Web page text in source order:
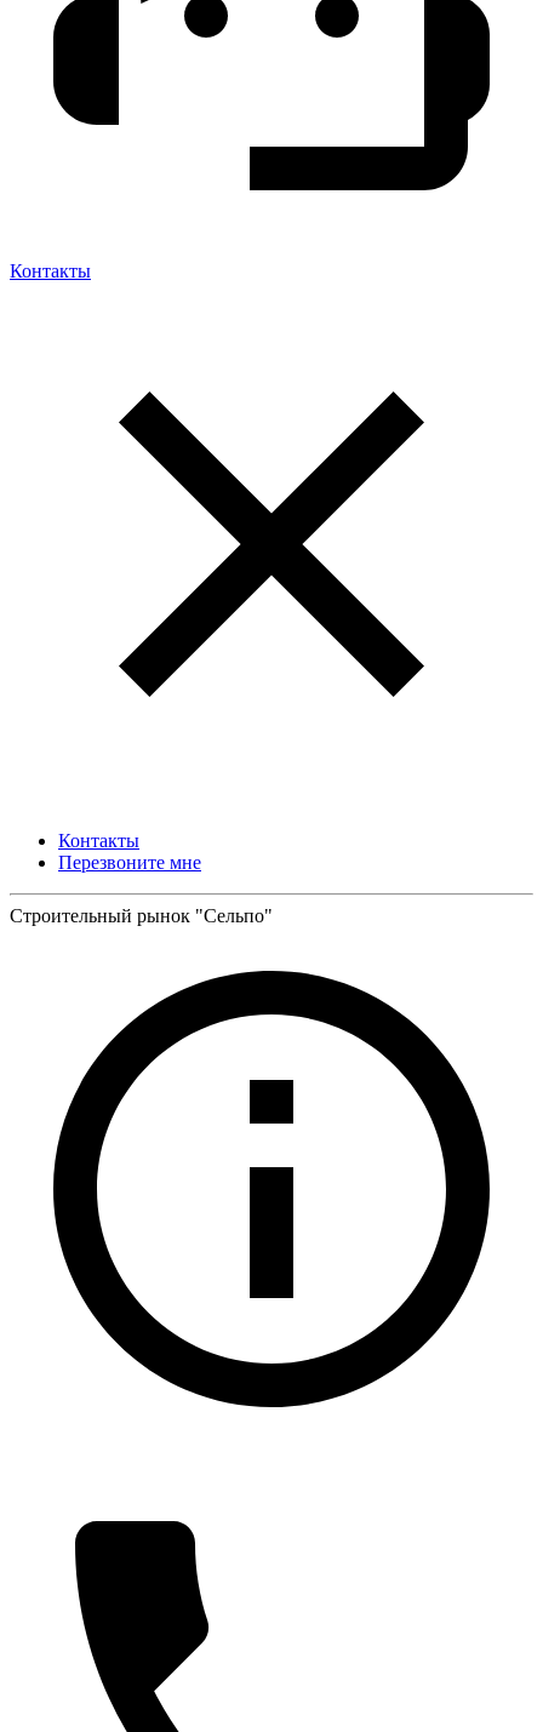
Контакты
Контакты
Перезвоните мне
Строительный рынок "Сельпо"